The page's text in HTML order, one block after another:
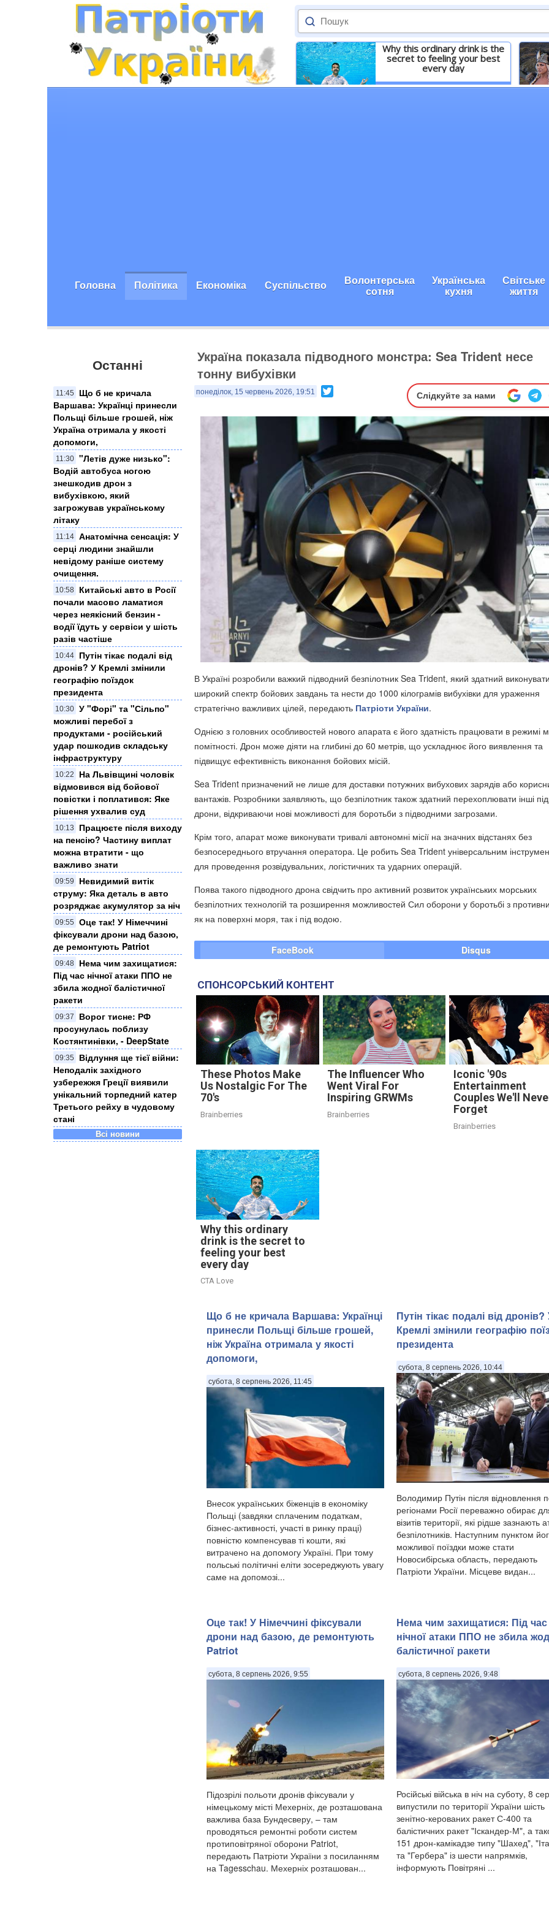
Why this ordinary drink is the
secret to feeling your best
every day
Детальніше
Головна Політика Економіка Суспільство Волонтерська
сотня
Українська
кухня
Світське
життя
Останні
11:45
Що б не кричала
Варшава: Українці принесли
Польщі більше грошей, ніж
Україна отримала у якості
допомоги,
11:30
"Летів дуже низько":
Водій автобуса ногою
знешкодив дрон з
вибухівкою, який
загрожував українському
літаку
11:14
Анатомічна сенсація: У
серці людини знайшли
невідому раніше систему
очищення.
10:58
Китайські авто в Росії
почали масово ламатися
через неякісний бензин -
водії їдуть у сервіси у шість
разів частіше
10:44
Путін тікає подалі від
дронів? У Кремлі змінили
географію поїздок
президента
10:30 У "Форі" та "Сільпо"
можливі перебої з
продуктами - російський
удар пошкодив складську
інфраструктуру
10:22
На Львівщині чоловік
відмовився від бойової
повістки і поплатився: Яке
рішення ухвалив суд
10:13
Працюєте після виходу
на пенсію? Частину виплат
можна втратити - що
важливо знати
09:59
Невидимий витік
струму: Яка деталь в авто
розряджає акумулятор за ніч
09:55
Оце так! У Німеччині
фіксували дрони над базою,
де ремонтують Patriot
09:48
Нема чим захищатися:
Під час нічної атаки ППО не
збила жодної балістичної
ракети
09:37
Ворог тисне: РФ
просунулась поблизу
Костянтинівки, - DeepState
09:35
Відлуння ще тієї війни:
Неподалік західного
узбережжя Греції виявили
унікальний торпедний катер
Третього рейху в чудовому
стані
Всі новини
Україна показала підводного монстра: Sea Trident несе
тонну вибухівки
понеділок, 15 червень 2026, 19:51 Слідкуйте за нами
В Україні розробили важкий підводний безпілотник Sea Trident, який здатний виконувати
широкий спектр бойових завдань та нести до 1000 кілограмів вибухівки для ураження
стратегічно важливих цілей, передають Патріоти України.
Однією з головних особливостей нового апарата є його здатність працювати в режимі
помітності. Дрон може діяти на глибині до 60 метрів, що ускладнює його виявлення та
підвищує ефективність виконання бойових місій.
Sea Trident призначений не лише для доставки потужних вибухових зарядів або
вантажів. Розробники заявляють, що безпілотник також здатний перехоплювати інші
дрони, відкриваючи нові можливості для боротьби з підводними загрозами.
Крім того, апарат може виконувати тривалі автономні місії на значних відстанях без
безпосереднього втручання оператора. Це робить Sea Trident універсальним
для проведення розвідувальних, логістичних та ударних операцій.
Поява такого підводного дрона свідчить про активний розвиток українських морських
безпілотних технологій та розширення можливостей Сил оборони у боротьбі з
як на поверхні моря, так і під водою.
FaceBook Disqus
СПОНСОРСЬКИЙ КОНТЕНТ
These Photos Make
Us Nostalgic For The
70's
Brainberries
The Influencer Who
Went Viral For
Inspiring GRWMs
Brainberries
Iconic '90s
Entertainment
Couples We'll
Forget
Brainberries
Why this ordinary
drink is the secret to
feeling your best
every day
CTA Love
Що б не кричала Варшава: Українці
принесли Польщі більше грошей,
ніж Україна отримала у якості
допомоги,
субота, 8 серпень 2026, 11:45
Внесок українських біженців в економіку
Польщі (завдяки сплаченим податкам,
бізнес-активності, участі в ринку праці)
повністю компенсував ті кошти, які
витрачено на допомогу Україні. При тому
польські політичні еліти зосереджують увагу
саме на допомозі...
Путін тікає подалі від дронів?
Кремлі змінили географію
президента
субота, 8 серпень 2026, 10:44
Володимир Путін після відновлення
регіонами Росії переважно обирає
візитів території, які рідше зазнають
безпілотників. Наступним пунктом
можливої поїздки може стати
Новосибірська область, передають
Патріоти України. Місцеве видан...
Оце так! У Німеччині фіксували
дрони над базою, де ремонтують
Patriot
субота, 8 серпень 2026, 9:55
Підозрілі польоти дронів фіксували у
німецькому місті Мехерніх, де розташована
важлива база Бундесверу, – там
проводяться ремонтні роботи систем
протиповітряної оборони Patriot,
передають Патріоти України з посиланням
на Tagesschau. Мехерніх розташован...
Нема чим захищатися: Під час
нічної атаки ППО не збила
балістичної ракети
субота, 8 серпень 2026, 9:48
Російські війська в ніч на суботу, 8
випустили по території України шість
зенітно-керованих ракет С-400 та
балістичних ракет "Іскандер-М", а
151 дрон-камікадзе типу "Шахед",
та "Гербера" із шести напрямків,
інформують Повітряні ...